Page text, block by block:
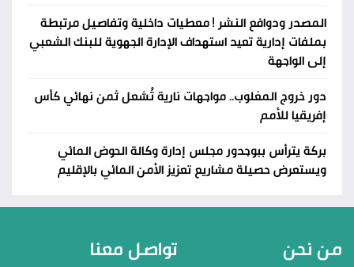
المصدر ودوافع النشر ! معطيات داخلية وتفاصيل مرتبطة
بملفات إدارية تعيد استهداف الإدارة الجهوية للبنك الشعبي
إلى الواجهة
دور خروج المغلوب.. مواجهات نارية تُشعل ثمن نهائي كأس
إفريقيا للأمم
بركة يترأس ببوجدور مجلس إدارة وكالة الحوض المائي
ويستعرض حصيلة مشاريع تعزيز الأمن المائي بالإقليم
من نحن تواصل معنا